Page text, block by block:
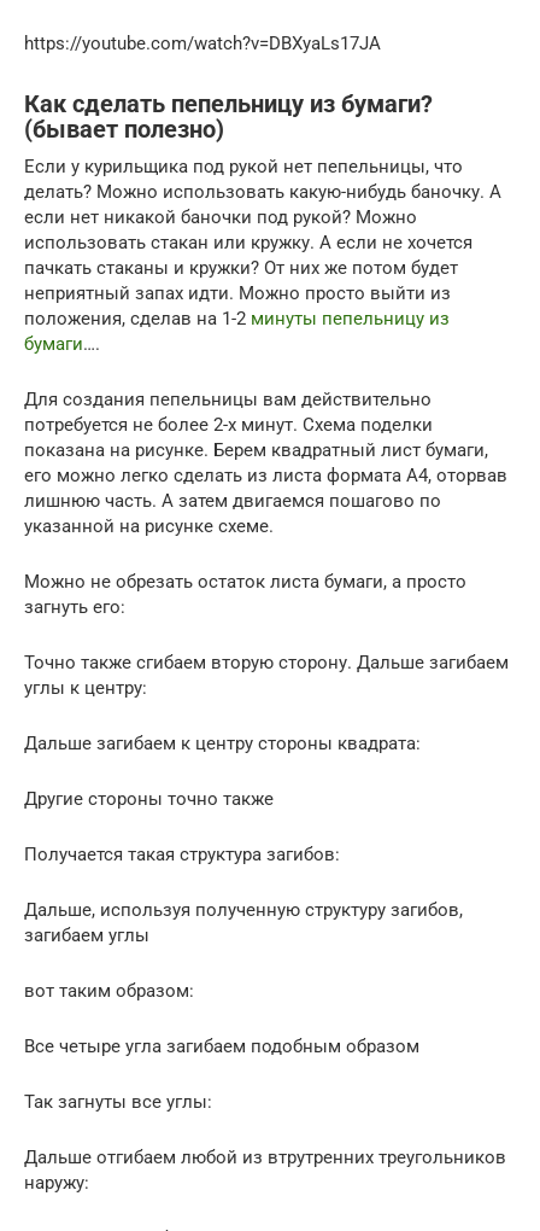
https://youtube.com/watch?v=DBXyaLs17JA
Как сделать пепельницу из бумаги?
(бывает полезно)
Если у курильщика под рукой нет пепельницы, что
делать? Можно использовать какую-нибудь баночку. А
если нет никакой баночки под рукой? Можно
использовать стакан или кружку. А если не хочется
пачкать стаканы и кружки? От них же потом будет
неприятный запах идти. Можно просто выйти из
положения, сделав на 1-2 минуты пепельницу из
бумаги….
Для создания пепельницы вам действительно
потребуется не более 2-х минут. Схема поделки
показана на рисунке. Берем квадратный лист бумаги,
его можно легко сделать из листа формата А4, оторвав
лишнюю часть. А затем двигаемся пошагово по
указанной на рисунке схеме.
Можно не обрезать остаток листа бумаги, а просто
загнуть его:
Точно также сгибаем вторую сторону. Дальше загибаем
углы к центру:
Дальше загибаем к центру стороны квадрата:
Другие стороны точно также
Получается такая структура загибов:
Дальше, используя полученную структуру загибов,
загибаем углы
вот таким образом:
Все четыре угла загибаем подобным образом
Так загнуты все углы:
Дальше отгибаем любой из втрутренних треугольников
наружу: